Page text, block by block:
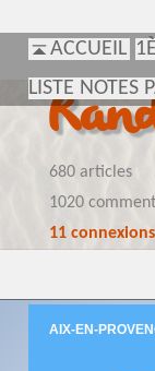
ACCUEIL
LISTE NOTES
680 articles
1020
11 connexions
ACCUEIL
LISTE NOTES